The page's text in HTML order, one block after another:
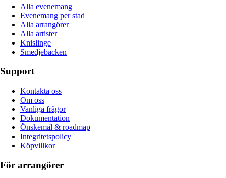
Alla evenemang
Evenemang per stad
Alla arrangörer
Alla artister
Knislinge
Smedjebacken
Support
Kontakta oss
Om oss
Vanliga frågor
Dokumentation
Önskemål & roadmap
Integritetspolicy
Köpvillkor
För arrangörer